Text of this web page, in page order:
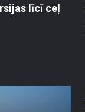
līcī ceļ